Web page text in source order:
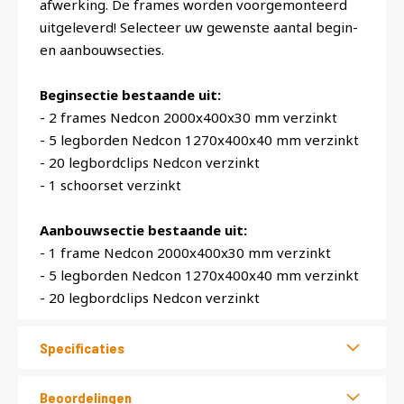
afwerking. De frames worden voorgemonteerd
uitgeleverd! Selecteer uw gewenste aantal begin-
en aanbouwsecties.
Beginsectie bestaande uit:
- 2 frames Nedcon 2000x400x30 mm verzinkt
- 5 legborden Nedcon 1270x400x40 mm verzinkt
- 20 legbordclips Nedcon verzinkt
- 1 schoorset verzinkt
Aanbouwsectie bestaande uit:
- 1 frame Nedcon 2000x400x30 mm verzinkt
- 5 legborden Nedcon 1270x400x40 mm verzinkt
- 20 legbordclips Nedcon verzinkt
Specificaties
Beoordelingen